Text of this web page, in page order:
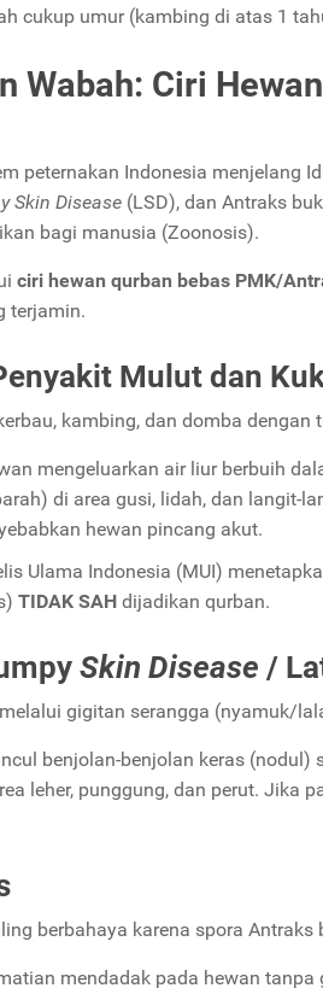
cukup umur (kambing di atas 1
Wabah: Ciri
peternakan Indonesia menjelang
Skin Disease (LSD), dan Antraks
bagi manusia (Zoonosis).
ciri hewan qurban bebas PMK/
terjamin.
Mulut dan
kambing, dan domba
mengeluarkan air liur berbuih
di area gusi, lidah, dan langit-
hewan pincang akut.
Ulama Indonesia (MUI)
TIDAK SAH dijadikan qurban.
Skin Disease /
gigitan serangga (nyamuk/
benjolan-benjolan keras (nodul)
leher, punggung, dan perut. Jika
berbahaya karena spora
mendadak pada hewan